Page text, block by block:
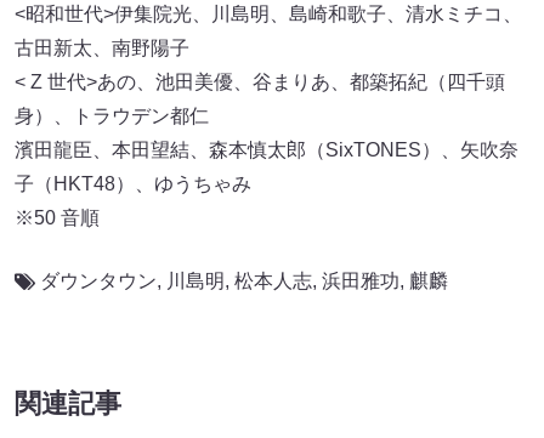
<昭和世代>伊集院光、川島明、島崎和歌子、清水ミチコ、
古田新太、南野陽子
< Z 世代>あの、池田美優、谷まりあ、都築拓紀（四千頭
身）、トラウデン都仁
濱田龍臣、本田望結、森本慎太郎（SixTONES）、矢吹奈
子（HKT48）、ゆうちゃみ
※50 音順
ダウンタウン, 川島明, 松本人志, 浜田雅功, 麒麟
関連記事